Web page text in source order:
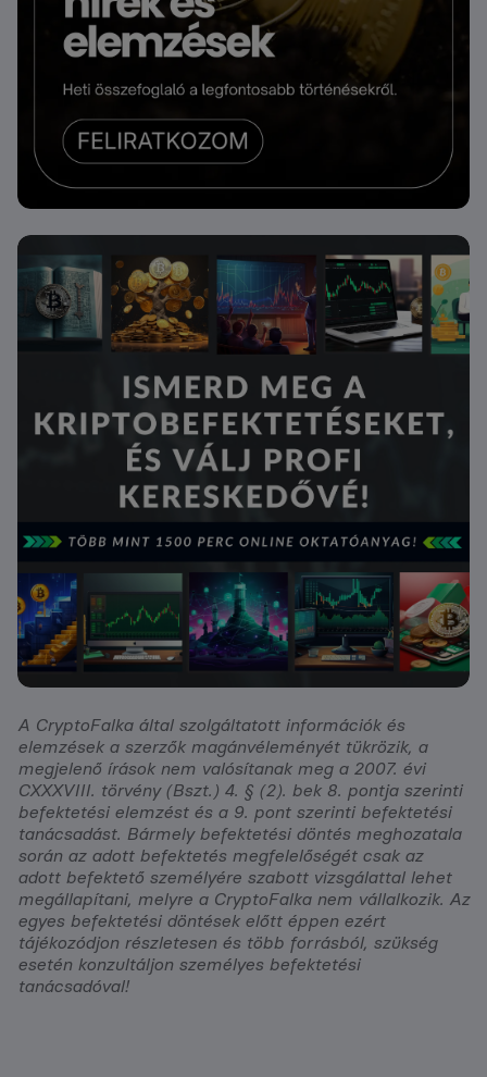
A CryptoFalka által szolgáltatott információk és
elemzések a szerzők magánvéleményét tükrözik, a
megjelenő írások nem valósítanak meg a 2007. évi
CXXXVIII. törvény (Bszt.) 4. § (2). bek 8. pontja szerinti
befektetési elemzést és a 9. pont szerinti befektetési
tanácsadást. Bármely befektetési döntés meghozatala
során az adott befektetés megfelelőségét csak az
adott befektető személyére szabott vizsgálattal lehet
megállapítani, melyre a CryptoFalka nem vállalkozik. Az
egyes befektetési döntések előtt éppen ezért
tájékozódjon részletesen és több forrásból, szükség
esetén konzultáljon személyes befektetési
tanácsadóval!